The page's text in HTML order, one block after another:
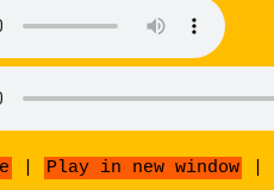
Play in new window